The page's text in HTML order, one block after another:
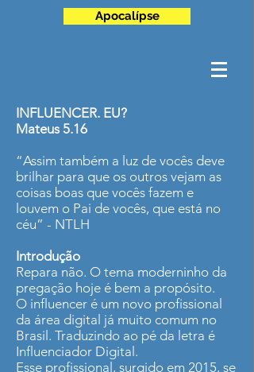
Apocalípse
INFLUENCER. EU?
Mateus 5.16
“Assim também a luz de vocês deve
brilhar para que os outros vejam as
coisas boas que vocês fazem e
louvem o Pai de vocês, que está no
céu” - NTLH
Introdução
Repara não. O tema moderninho da
pregação hoje é bem a propósito.
O influencer é um novo profissional
da área digital já muito comum no
Brasil. Traduzindo ao pé da letra é
Influenciador Digital.
Esse profissional, surgido em 2015, se